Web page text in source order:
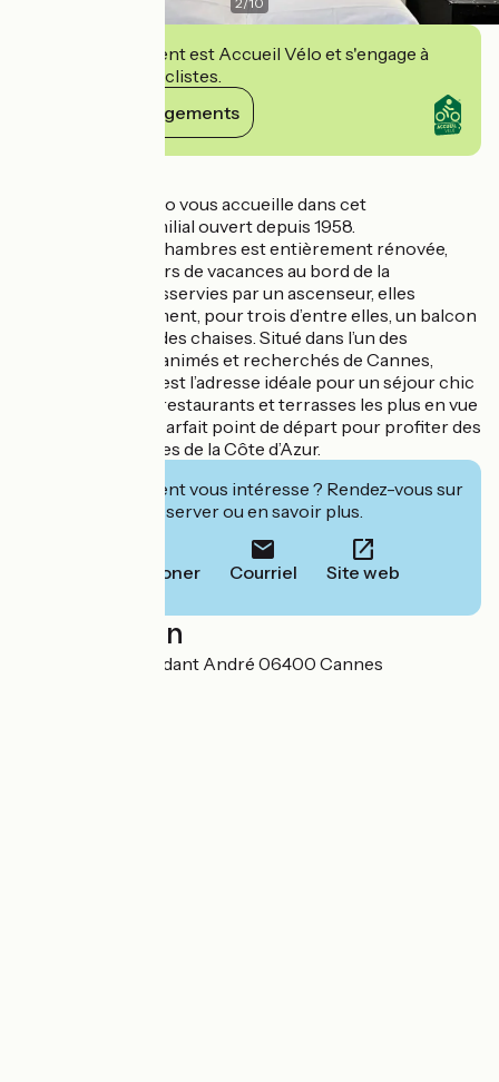
Cet établissement est Accueil Vélo et s'engage à
accueillir des cyclistes.
Voir ses engagements
La famille Giordano vous accueille dans cet
établissement familial ouvert depuis 1958.
Chacune des 20 chambres est entièrement rénovée,
pour quelques jours de vacances au bord de la
Méditerranée. Desservies par un ascenseur, elles
proposent également, pour trois d’entre elles, un balcon
avec une table et des chaises. Situé dans l’un des
quartiers les plus animés et recherchés de Cannes,
l’Hôtel Le Florian est l’adresse idéale pour un séjour chic
et festif. Face aux restaurants et terrasses les plus en vue
de la ville, il est le parfait point de départ pour profiter des
meilleures adresses de la Côte d’Azur.
Cet établissement vous intéresse ? Rendez-vous sur
leur site pour réserver ou en savoir plus.
Téléphoner Courriel Site web
Localisation
8 rue du Commandant André 06400 Cannes